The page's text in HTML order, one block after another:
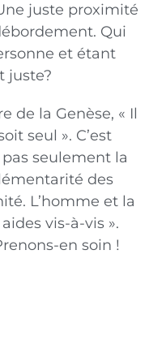
juste proximité
Qui
et étant
juste?
de la Genèse, « Il
seul ». C’est
seulement la
des
L’homme et la
vis-à-vis ».
en soin !